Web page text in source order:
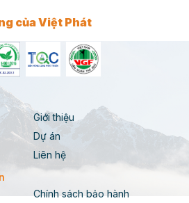
của Việt Phát
Giới thiệu
Dự án
Liên hệ
Chính sách bảo hành